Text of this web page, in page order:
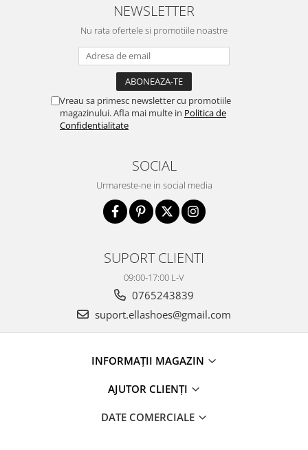
NEWSLETTER
Nu rata ofertele si promotiile noastre
Vreau sa primesc newsletter cu promotiile
magazinului. Afla mai multe in Politica de
Confidentialitate
SOCIAL
Urmareste-ne in social media
SUPORT CLIENTI
09:00-17:00 L-V
0765243839
suport.ellashoes@gmail.com
INFORMAȚII MAGAZIN
AJUTOR CLIENȚI
DATE COMERCIALE